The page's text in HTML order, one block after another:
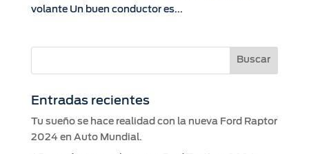
volante Un buen conductor es...
Entradas recientes
Tu sueño se hace realidad con la nueva Ford Raptor
2024 en Auto Mundial.